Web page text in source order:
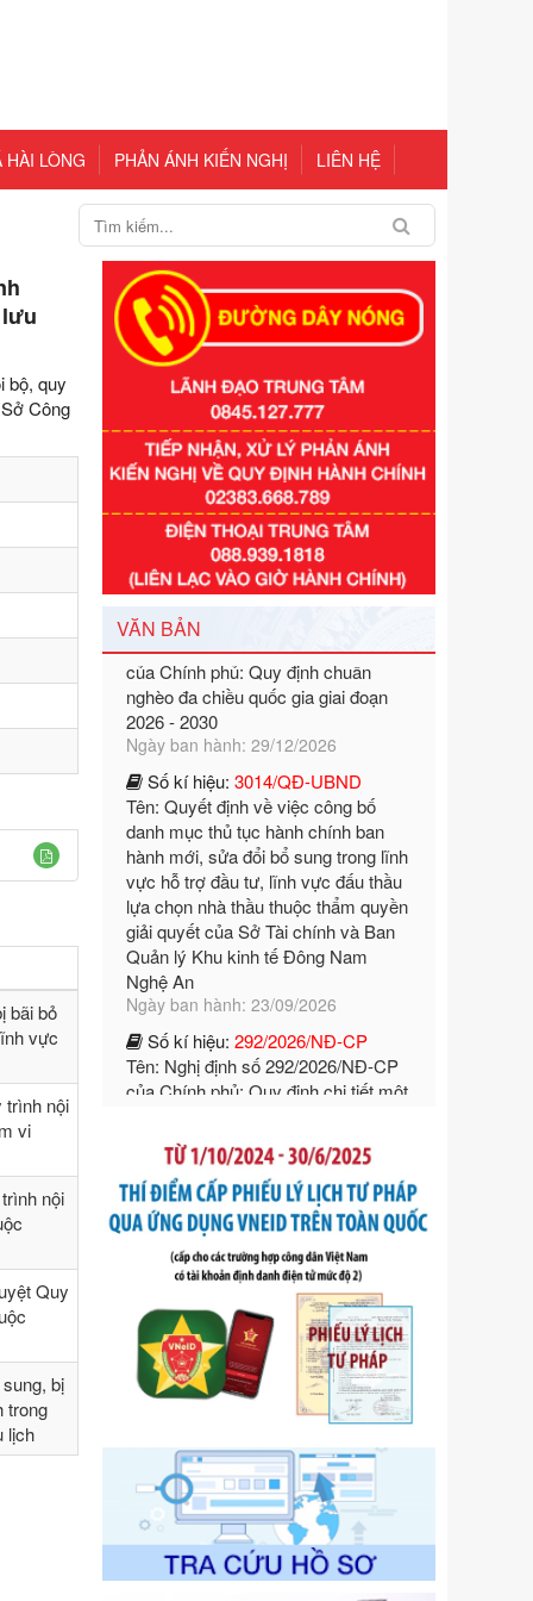
HÀI LÒNG PHẢN ÁNH KIẾN NGHỊ LIÊN HỆ
bộ, quy
Công
bãi bỏ
vực
trình nội
vi
nội
Quy
bị
trong
lịch
VĂN BẢN
Số kí hiệu:351/2025/NĐ-CP
Tên: Nghị định số 351/2025/NĐ-CP
của Chính phủ: Quy định chuẩn
nghèo đa chiều quốc gia giai đoạn
2026 - 2030
Ngày ban hành: 29/12/2026
Số kí hiệu:3014/QĐ-UBND
Tên: Quyết định về việc công bố
danh mục thủ tục hành chính ban
hành mới, sửa đổi bổ sung trong lĩnh
vực hỗ trợ đầu tư, lĩnh vực đấu thầu
lựa chọn nhà thầu thuộc thẩm quyền
giải quyết của Sở Tài chính và Ban
Quản lý Khu kinh tế Đông Nam
Nghệ An
Ngày ban hành: 23/09/2026
Số kí hiệu:292/2026/NĐ-CP
Tên: Nghị định số 292/2026/NĐ-CP
của Chính phủ: Quy định chi tiết một
số điều và biện pháp để tổ chức,
hướng dẫn thi hành Luật Quản lý
ngoại thương
Số kí hiệu:292/2026/NĐ-CP
Tên: Nghị định số 292/2026/NĐ-CP
của Chính phủ: Quy định chi tiết một
số điều và biện pháp để tổ chức,
hướng dẫn thi hành Luật Quản lý
ngoại thương
Ngày ban hành: 21/07/2026
Số kí hiệu:105/2026/TT-BTC
Tên: Thông tư số 105/2026/TT-BTC
của Bộ Tài chính: Bãi bỏ Thông tư số
87/2019/TT- BТC ngày 19 tháng 12
chính hướng dẫn thực hiện xử phạt
vi phạm hành chính trong lĩnh vực
kho bạc nhà nước
Ngày ban hành: 21/07/2026
Số kí hiệu:291/2026/NĐ-CP